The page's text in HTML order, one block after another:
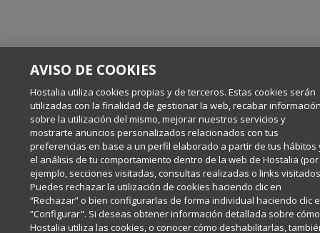
AVISO DE COOKIES
Hostalia utiliza cookies propias y de terceros. Estas cookies serán
utilizadas con la finalidad de gestionar la web, recabar
sobre la utilización del mismo, mejorar nuestros servicios y
mostrarte anuncios personalizados relacionados con tus
preferencias en base a un perfil elaborado a partir de tus hábitos
el análisis de tu comportamiento dentro de la web de Hostalia (por
ejemplo, secciones visitadas, consultas realizadas o links
Puedes rechazar la utilización de cookies haciendo clic en
“Rechazar” o bien configurarlas de forma individual haciendo clic
“Configurar". Si deseas obtener información detallada sobre cómo
Hostalia utiliza las cookies, o conocer cómo deshabilitarlas,